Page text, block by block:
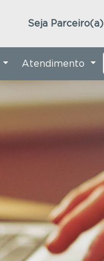
Seja Parceiro(a)
Atendimento